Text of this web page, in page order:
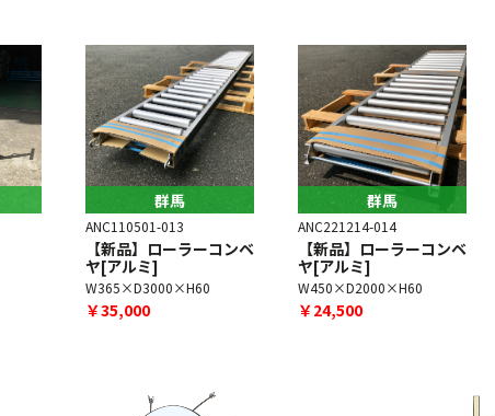
群馬
ANC110501-013
【新品】ローラーコンベ
ヤ[アルミ]
W365×D3000×H60
￥35,000
群馬
ANC221214-014
【新品】ローラーコンベ
ヤ[アルミ]
W450×D2000×H60
￥24,500